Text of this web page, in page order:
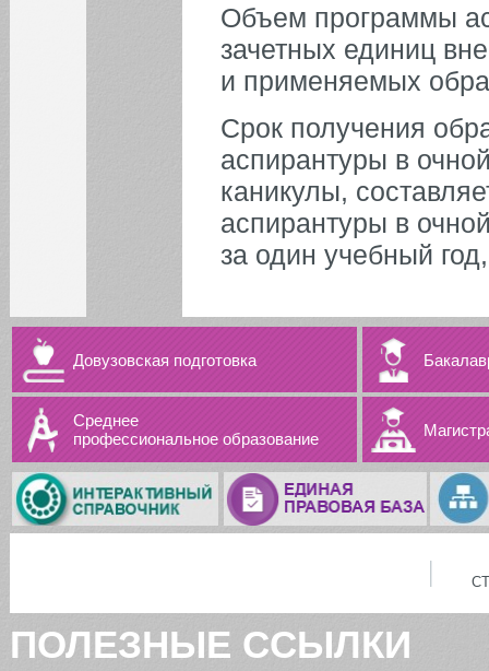
Объем программы
зачетных единиц
и применяемых
Срок получения
аспирантуры в
каникулы,
аспирантуры в
за один учебный
Довузовская подготовка
Среднее
профессиональное образование
ПОЛЕЗНЫЕ ССЫЛКИ